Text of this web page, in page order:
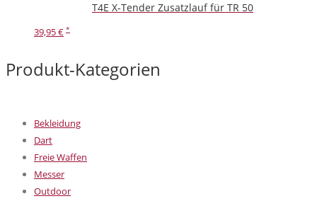
T4E X-Tender Zusatzlauf für TR 50
39,95€
Produkt-Kategorien
Bekleidung
Dart
Freie Waffen
Messer
Outdoor